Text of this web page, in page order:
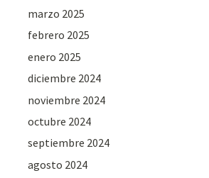
marzo 2025
febrero 2025
enero 2025
diciembre 2024
noviembre 2024
octubre 2024
septiembre 2024
agosto 2024